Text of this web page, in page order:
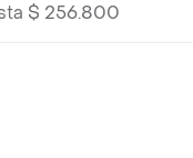
$ 256.800